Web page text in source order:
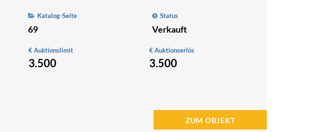
Katalog-Seite
69
Status
Verkauft
€ Auktionslimit
3.500
€ Auktionserlös
3.500
ZUM OBJEKT